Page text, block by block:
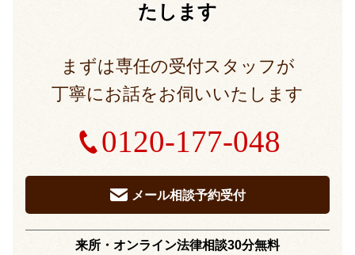
たします
まずは専任の受付スタッフが
丁寧にお話をお伺いいたします
0120-177-048
メール相談予約受付
来所・オンライン法律相談30分無料